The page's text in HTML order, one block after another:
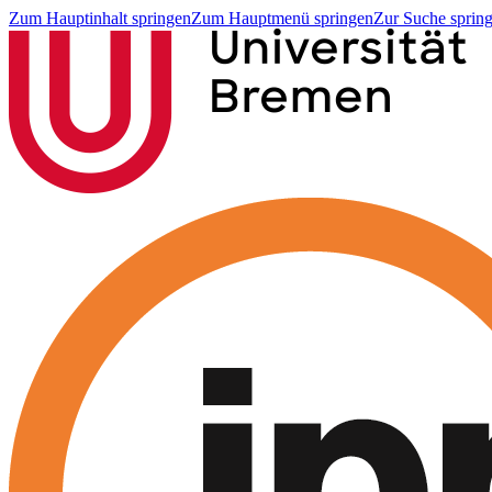
Zum Hauptinhalt springenZum Hauptmenü springenZur Suche